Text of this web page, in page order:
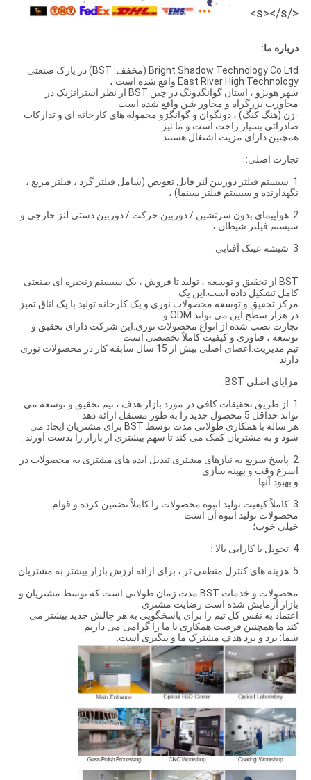
</s></s>
درباره ما:
Bright Shadow Technology Co.Ltd (مخفف: BST) در پارک صنعتی
East River High Technology واقع شده است ،
شهر هویژو ، استان گوانگدونگ در چین.BST از نظر استراتژیک در
مجاورت بزرگراه و مجاور شن واقع شده است
-ژن (هنگ کنگ) ، دونگوان و گوانگژو.محموله های کارخانه ای و تدارکات
صادراتی بسیار راحت است و ما نیز
همچنین دارای مزیت اشتغال هستند.
تجارت اصلی:
1. سیستم فیلتر دوربین لنز قابل تعویض (شامل فیلتر گرد ، فیلتر مربع ،
نگهدارنده و سیستم فیلتر سینما) ،
2. هواپیمای بدون سرنشین / دوربین حرکت / دوربین دستی لنز خارجی و
سیستم فیلتر شیطان ،
3. شیشه عینک آفتابی
BST از تحقیق و توسعه ، تولید تا فروش ، یک سیستم زنجیره ای صنعتی
کامل تشکیل داده است.این یک
مرکز تحقیق و توسعه محصولات نوری و یک کارخانه تولید با یک اتاق تمیز
در هزار سطح.این می تواند ODM و
تجارت نصب شده از انواع محصولات نوری.این شرکت دارای تحقیق و
توسعه ، فناوری و کیفیت کاملاً تخصصی است
تیم مدیریت.اعضای اصلی بیش از 15 سال سابقه کار در محصولات نوری
دارند.
مزایای اصلی BST:
1. از طریق تحقیقات کافی در مورد بازار هدف ، تیم تحقیق و توسعه می
تواند حداقل 5 محصول جدید را به طور مستقل ارائه دهد
هر ساله با همکاری طولانی مدت توسط BST برای مشتریان ایجاد می
شود و به مشتریان کمک می کند تا سهم بیشتری از بازار را بدست آورند.
2. پاسخ سریع به نیازهای مشتری.تبدیل ایده های مشتری به محصولات در
اسرع وقت و بهینه سازی
و بهبود آنها
3. كاملاً كیفیت تولید انبوه محصولات را كاملاً تضمین كرده و قوام
محصولات تولید انبوه آن است
خیلی خوب؛
4. تحویل با کارایی بالا ؛
5. هزینه های کنترل منطقی تر ، برای ارائه ارزش بازار بیشتر به مشتریان.
محصولات و خدمات BST مدت زمان طولانی است که توسط مشتریان و
بازار آزمایش شده است.رضایت مشتری
اعتماد به نفس کل تیم را برای پاسخگویی به هر چالش جدید بیشتر می
کند.ما همچنین فرصت همکاری با ما را گرامی می داریم
شما: برد و برد هدف مشترک ما و پیگیری است.